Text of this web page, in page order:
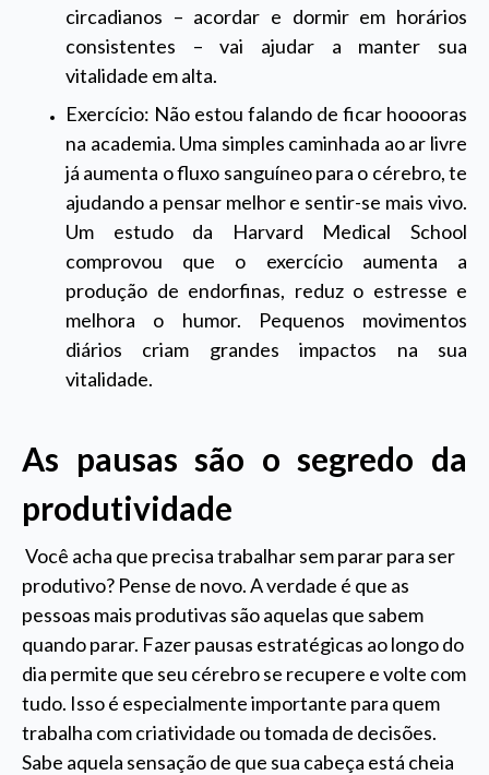
circadianos – acordar e dormir em horários
consistentes – vai ajudar a manter sua
vitalidade em alta.
Exercício: Não estou falando de ficar hooooras
na academia. Uma simples caminhada ao ar livre
já aumenta o fluxo sanguíneo para o cérebro, te
ajudando a pensar melhor e sentir-se mais vivo.
Um estudo da Harvard Medical School
comprovou que o exercício aumenta a
produção de endorfinas, reduz o estresse e
melhora o humor. Pequenos movimentos
diários criam grandes impactos na sua
vitalidade.
As pausas são o segredo da
produtividade
Você acha que precisa trabalhar sem parar para ser
produtivo? Pense de novo. A verdade é que as
pessoas mais produtivas são aquelas que sabem
quando parar. Fazer pausas estratégicas ao longo do
dia permite que seu cérebro se recupere e volte com
tudo. Isso é especialmente importante para quem
trabalha com criatividade ou tomada de decisões.
Sabe aquela sensação de que sua cabeça está cheia